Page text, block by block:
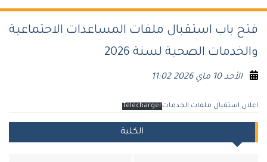
فتح باب استقبال ملفات المساعدات الاجتماعية
والخدمات الصحية لسنة 2026
الأحد 10 ماي 2026 11:02
اعلان استقبال ملفات الخدماتTélécharger
الكلية